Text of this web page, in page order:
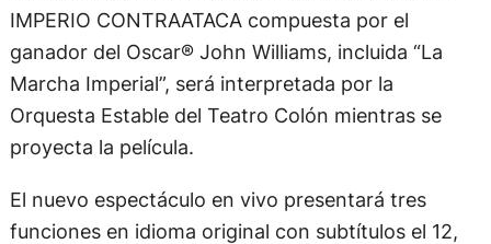
IMPERIO CONTRAATACA compuesta por el
ganador del Oscar® John Williams, incluida “La
Marcha Imperial”, será interpretada por la
Orquesta Estable del Teatro Colón mientras se
proyecta la película.
El nuevo espectáculo en vivo presentará tres
funciones en idioma original con subtítulos el 12,